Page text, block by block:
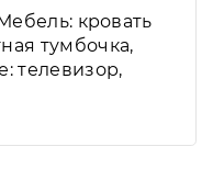
кровать
тумбочка,
телевизор,